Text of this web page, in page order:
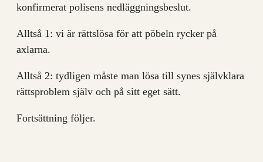
konfirmerat polisens nedläggningsbeslut.
Alltså 1: vi är rättslösa för att pöbeln rycker på
axlarna.
Alltså 2: tydligen måste man lösa till synes självklara
rättsproblem själv och på sitt eget sätt.
Fortsättning följer.